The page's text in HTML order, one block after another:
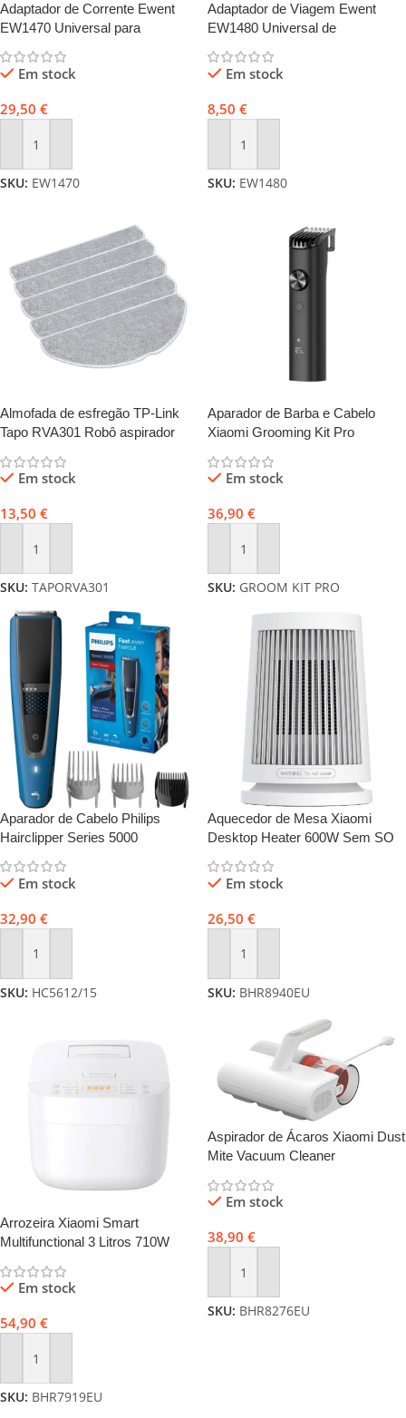
Adaptador de Corrente Ewent
EW1470 Universal para
USB-A + 3x USB-C Branco
Em stock
29,50 €
Adicionar
SKU: EW1470
Adaptador de Viagem Ewent
EW1480 Universal de
(Schuko) Branco
Em stock
8,50 €
Adicionar
SKU: EW1480
Almofada de esfregão TP-Link
Tapo RVA301 Robô aspirador
Em stock
13,50 €
Adicionar
SKU: TAPORVA301
Aparador de Barba e Cabelo
Xiaomi Grooming Kit Pro
Em stock
36,90 €
Adicionar
SKU: GROOM KIT PRO
Aparador de Cabelo Philips
Hairclipper Series 5000
Em stock
32,90 €
Adicionar
SKU: HC5612/15
Aquecedor de Mesa Xiaomi
Desktop Heater 600W Sem SO
Em stock
26,50 €
Adicionar
SKU: BHR8940EU
Arrozeira Xiaomi Smart
Multifunctional 3 Litros 710W
Em stock
54,90 €
Adicionar
SKU: BHR7919EU
Aspirador de Ácaros Xiaomi Dust
Mite Vacuum Cleaner
Em stock
38,90 €
Adicionar
SKU: BHR8276EU